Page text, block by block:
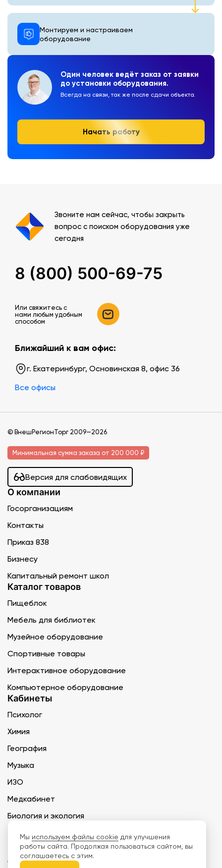
Один человек ведёт заказ от заявки
до установки оборудования.
Всегда на связи, так же после сдачи объекта.
Начать работу
Монтируем и настраиваем
оборудование
Звоните нам сейчас, чтобы закрыть
вопрос с поиском оборудования уже
сегодня
8 (800) 500-69-75
Или свяжитесь c
нами любым удобным
способом
Ближайший к вам офис:
г. Екатеринбург, Основинская 8, офис 36
Все офисы
© ВнешРегионТорг 2009—2026
Минимальная сумма заказа от 200 000 ₽
Версия для слабовидящих
О компании
Госорганизациям
Контакты
Приказ 838
Бизнесу
Капитальный ремонт школ
Каталог товаров
Пищеблок
Мебель для библиотек
Музейное оборудование
Спортивные товары
Интерактивное оборудование
Компьютерное оборудование
Кабинеты
Психолог
Химия
География
Музыка
ИЗО
Медкабинет
Биология и экология
Технология
ООО «Дети наше будущее» ИНН 6671165273 ОГРН 1216600030250 КПП
Мы используем файлы cookie для улучшения
работы сайта. Продолжая пользоваться сайтом, вы
соглашаетесь с этим.